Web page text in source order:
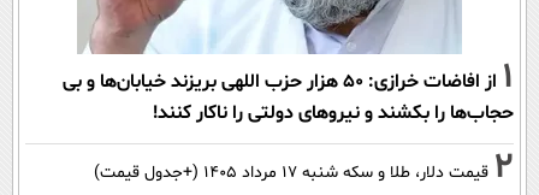
1
از افاضات خرازی: ۵۰ هزار حزب اللهی بریزند خیابان‌ها و بی
حجاب‌ها را بکشند و نیرو‌های دولتی را ناکار کنند!
2 قیمت دلار، طلا و سکه شنبه ۱۷ مرداد ۱۴۰۵ (+جدول قیمت)